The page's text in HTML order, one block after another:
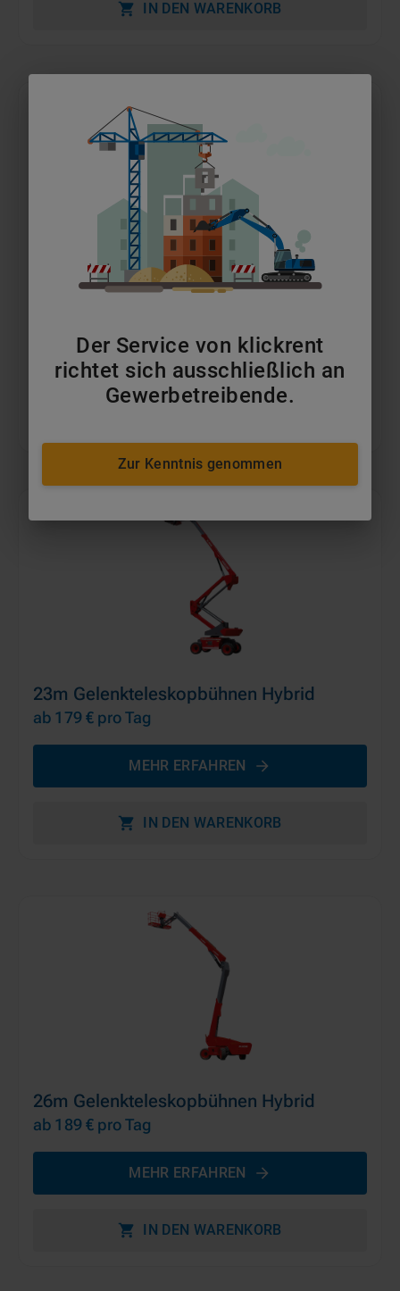
IN DEN WARENKORB
21m Gelenkteleskopbühnen Hybrid
MEHR ERFAHREN
23m Gelenkteleskopbühnen Hybrid
ab 179 € pro Tag
MEHR ERFAHREN
IN DEN WARENKORB
26m Gelenkteleskopbühnen Hybrid
ab 189 € pro Tag
MEHR ERFAHREN
IN DEN WARENKORB
Der Service von klickrent
richtet sich ausschließlich an
Gewerbetreibende.
Zur Kenntnis genommen